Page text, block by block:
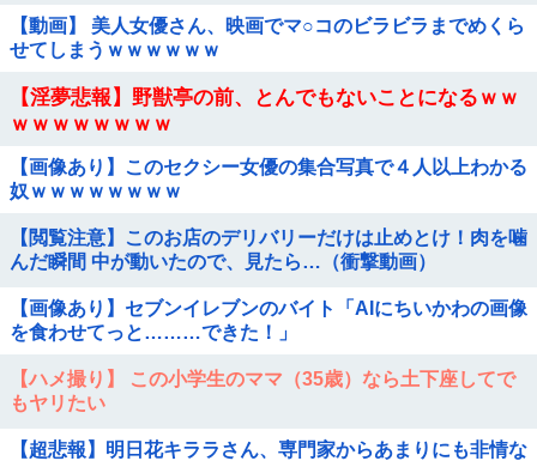
【動画】 美人女優さん、映画でマ○コのビラビラまでめくら
せてしまうｗｗｗｗｗｗ
【淫夢悲報】野獣亭の前、とんでもないことになるｗｗ
ｗｗｗｗｗｗｗｗ
【画像あり】このセクシー女優の集合写真で４人以上わかる
奴ｗｗｗｗｗｗｗｗ
【閲覧注意】このお店のデリバリーだけは止めとけ！肉を噛
んだ瞬間 中が動いたので、見たら…（衝撃動画）
【画像あり】セブンイレブンのバイト「AIにちいかわの画像
を食わせてっと………できた！」
【ハメ撮り】 この小学生のママ（35歳）なら土下座してで
もヤリたい
【超悲報】明日花キララさん、専門家からあまりにも非情な